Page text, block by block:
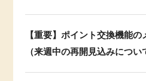
【重要】ポイント交換機能
（来週中の再開見込みについ